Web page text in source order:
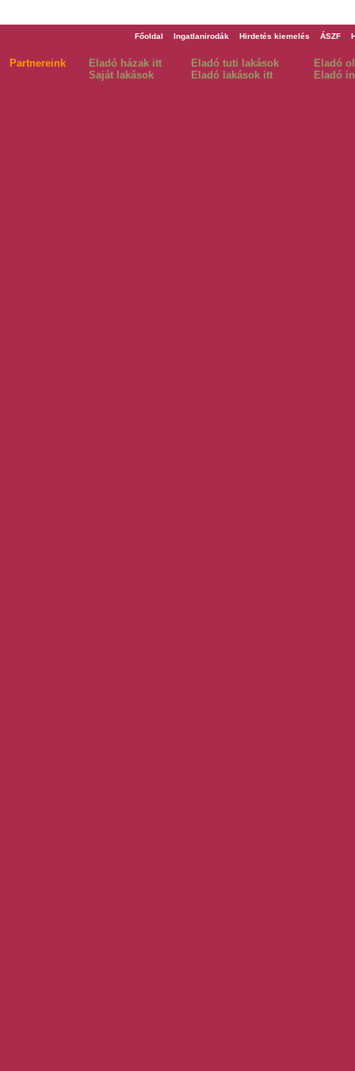
Főoldal Ingatlanirodák Hirdetés kiemelés ÁSZF
Partnereink Eladó házak itt Eladó tuti lakások
Eladó
Saját lakások
Eladó lakások itt Eladó